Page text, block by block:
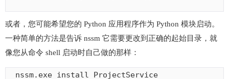
或者，您可能希望您的 Python 应用程序作为 Python 模块启动。
一种简单的方法是告诉 nssm 它需要更改到正确的起始目录，就
像您从命令 shell 启动时自己做的那样：